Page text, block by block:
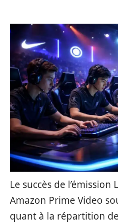
Le succès de l’émission
Amazon Prime Video
quant à la répartition